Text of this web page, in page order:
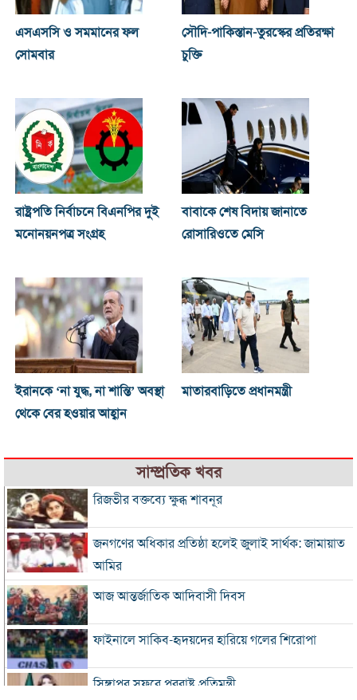
এসএসসি ও সমমানের ফল
সোমবার
সৌদি-পাকিস্তান-তুরস্কের প্রতিরক্ষা
চুক্তি
রাষ্ট্রপতি নির্বাচনে বিএনপির দুই
মনোনয়নপত্র সংগ্রহ
বাবাকে শেষ বিদায় জানাতে
রোসারিওতে মেসি
ইরানকে ‘না যুদ্ধ, না শান্তি’ অবস্থা
থেকে বের হওয়ার আহ্বান
মাতারবাড়িতে প্রধানমন্ত্রী
সাম্প্রতিক খবর
রিজভীর বক্তব্যে ক্ষুব্ধ শাবনূর
জনগণের অধিকার প্রতিষ্ঠা হলেই জুলাই সার্থক: জামায়াত
আমির
আজ আন্তর্জাতিক আদিবাসী দিবস
ফাইনালে সাকিব-হৃদয়দের হারিয়ে গলের শিরোপা
সিঙ্গাপুর সফরে পররাষ্ট্র প্রতিমন্ত্রী